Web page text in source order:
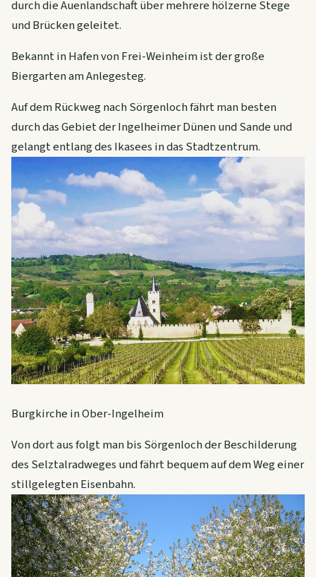
durch die Auenlandschaft über mehrere hölzerne Stege
und Brücken geleitet.
Bekannt in Hafen von Frei-Weinheim ist der große
Biergarten am Anlegesteg.
Auf dem Rückweg nach Sörgenloch fährt man besten
durch das Gebiet der Ingelheimer Dünen und Sande und
gelangt entlang des Ikasees in das Stadtzentrum.
Burgkirche in Ober-Ingelheim
Von dort aus folgt man bis Sörgenloch der Beschilderung
des Selztalradweges und fährt bequem auf dem Weg einer
stillgelegten Eisenbahn.